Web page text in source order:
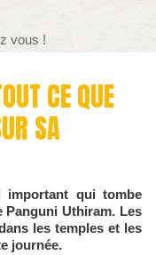
vous !
CE QUE
SA
important qui tombe
Panguni Uthiram. Les
les temples et les
journée.